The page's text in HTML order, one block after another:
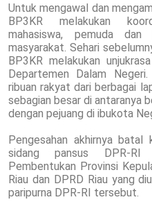
Untuk mengawal dan
BP3KR melakukan
mahasiswa, pemuda dan
masyarakat. Sehari
BP3KR melakukan
Departemen Dalam
ribuan rakyat dari berbagai
sebagian besar di antaranya
dengan pejuang di ibukota
Pengesahan akhirnya batal
sidang pansus DPR-RI
Pembentukan Provinsi
Riau dan DPRD Riau yang
paripurna DPR-RI tersebut.